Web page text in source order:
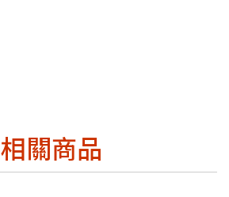
相關商品